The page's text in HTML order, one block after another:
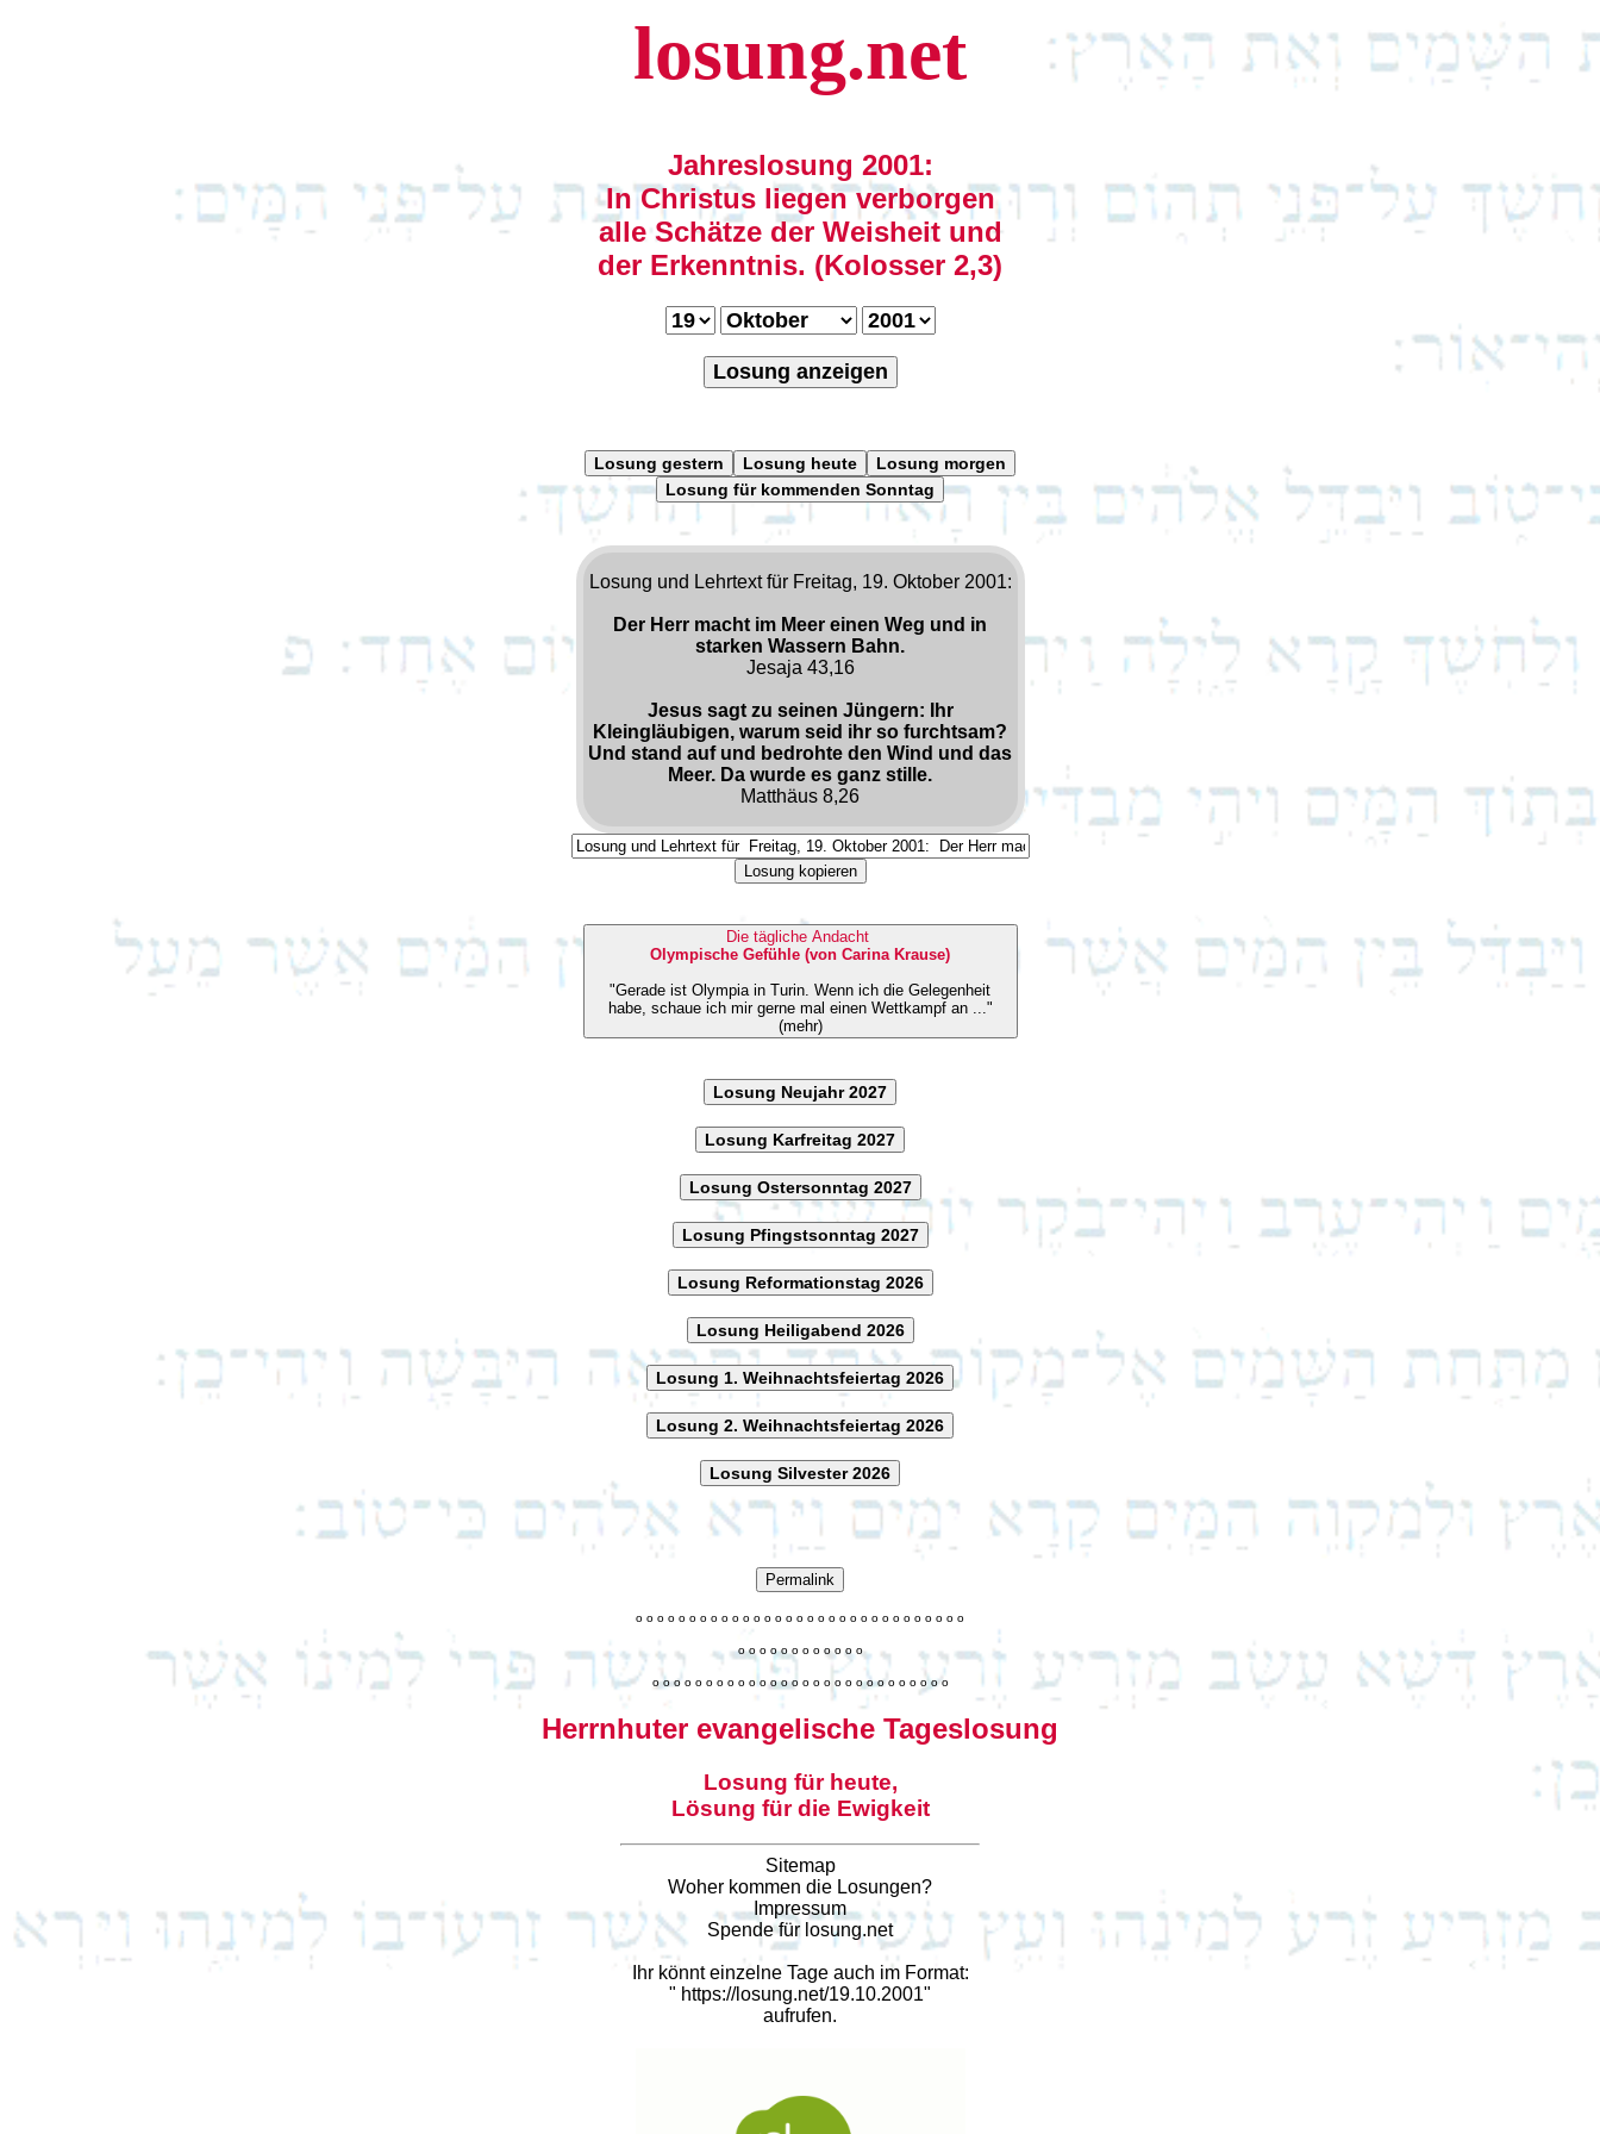
losung.net
Jahreslosung 2001:
In Christus liegen verborgen
alle Schätze der Weisheit und
der Erkenntnis. (Kolosser 2,3)
Losung anzeigen
Losung gestern Losung heute
Losung morgen
Losung für kommenden Sonntag
Losung und Lehrtext für Freitag, 19. Oktober 2001:
Der Herr macht im Meer einen Weg und in
starken Wassern Bahn.
Jesaja 43,16
Jesus sagt zu seinen Jüngern: Ihr
Kleingläubigen, warum seid ihr so furchtsam?
Und stand auf und bedrohte den Wind und das
Meer. Da wurde es ganz stille.
Matthäus 8,26
Losung kopieren
Die tägliche Andacht
Olympische Gefühle (von Carina Krause)
"Gerade ist Olympia in Turin. Wenn ich die Gelegenheit
habe, schaue ich mir gerne mal einen Wettkampf an ..."
(mehr)
Losung Neujahr 2027
Losung Karfreitag 2027
Losung Ostersonntag 2027
Losung Pfingstsonntag 2027
Losung Reformationstag 2026
Losung Heiligabend 2026
Losung 1. Weihnachtsfeiertag 2026
Losung 2. Weihnachtsfeiertag 2026
Losung Silvester 2026
Permalink
o o o o o o o o o o o o o o o o o o o o o o o o o o o o o o o
o o o o o o o o o o o o
o o o o o o o o o o o o o o o o o o o o o o o o o o o o
Herrnhuter evangelische Tageslosung
Losung für heute,
Lösung für die Ewigkeit
Sitemap
Woher kommen die Losungen?
Impressum
Spende für losung.net
Ihr könnt einzelne Tage auch im Format:
" https://losung.net/19.10.2001"
aufrufen.